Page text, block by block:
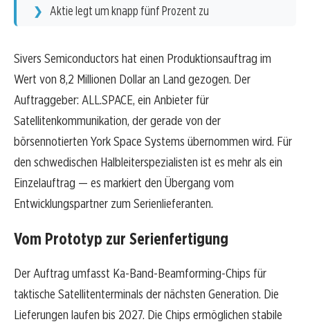
Aktie legt um knapp fünf Prozent zu
Sivers Semiconductors hat einen Produktionsauftrag im
Wert von 8,2 Millionen Dollar an Land gezogen. Der
Auftraggeber: ALL.SPACE, ein Anbieter für
Satellitenkommunikation, der gerade von der
börsennotierten York Space Systems übernommen wird. Für
den schwedischen Halbleiterspezialisten ist es mehr als ein
Einzelauftrag — es markiert den Übergang vom
Entwicklungspartner zum Serienlieferanten.
Vom Prototyp zur Serienfertigung
Der Auftrag umfasst Ka-Band-Beamforming-Chips für
taktische Satellitenterminals der nächsten Generation. Die
Lieferungen laufen bis 2027. Die Chips ermöglichen stabile